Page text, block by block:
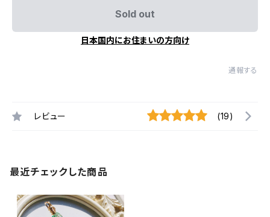
Sold out
日本国内にお住まいの方向け
通報する
レビュー (19)
最近チェックした商品